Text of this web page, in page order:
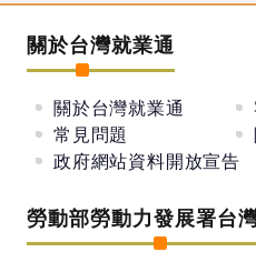
關於台灣就業通
關於台灣就業通
常見問題
政府網站資料開放宣告
勞動部勞動力發展署台